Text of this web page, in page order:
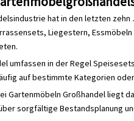
hat in den letzten
Liegestern,
umfassen in der Regel
auf bestimmte Kategorien
Gartenmöbeln Großhandel liegt
sorgfältige Bestandsplanung